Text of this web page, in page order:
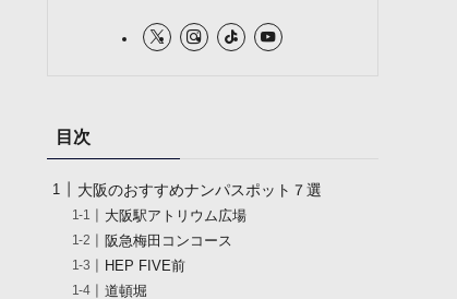
目次
大阪のおすすめナンパスポット７選
大阪駅アトリウム広場
阪急梅田コンコース
HEP FIVE前
道頓堀